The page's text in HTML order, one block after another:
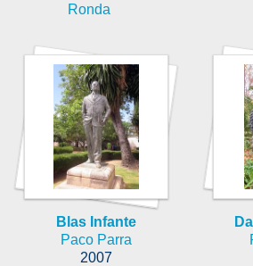
Ronda
Blas Infante
Paco Parra
2007